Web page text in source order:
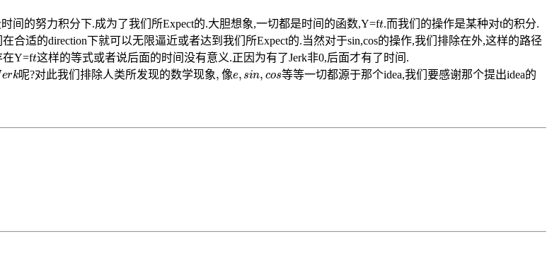
间的努力 积 分
积
分 下.成为了我们所Expect的.大胆想象,一切都是时间的函数,Y=ft.而我们的操作是某种对t的积分.
在合适的direction下就可以无限逼近或者达到我们所Expect的.当然对于sin,cos的操作,我们排除在外,这样的路径
在Y=ft这样的等式或者说后面的时间没有意义.正因为有了Jerk非0,后面才有了时间.
e k 呢? 对此 我 们 排 除 人 类所发现 的数 学现 象 像 等 等
对此我们排除 人类所发现的数学现 象,像 s s等
等
一切都源于那个idea,我们要感谢那个提出idea的